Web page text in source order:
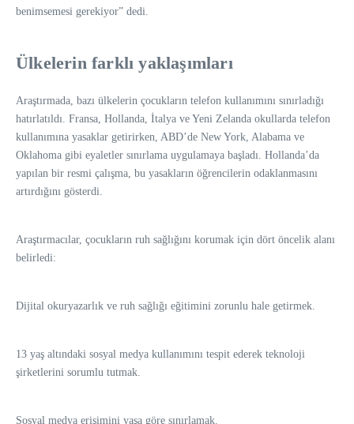
benimsemesi gerekiyor” dedi.
Ülkelerin farklı yaklaşımları
Araştırmada, bazı ülkelerin çocukların telefon kullanımını sınırladığı
hatırlatıldı. Fransa, Hollanda, İtalya ve Yeni Zelanda okullarda telefon
kullanımına yasaklar getirirken, ABD’de New York, Alabama ve
Oklahoma gibi eyaletler sınırlama uygulamaya başladı. Hollanda’da
yapılan bir resmi çalışma, bu yasakların öğrencilerin odaklanmasını
artırdığını gösterdi.
Araştırmacılar, çocukların ruh sağlığını korumak için dört öncelik alanı
belirledi:
Dijital okuryazarlık ve ruh sağlığı eğitimini zorunlu hale getirmek.
13 yaş altındaki sosyal medya kullanımını tespit ederek teknoloji
şirketlerini sorumlu tutmak.
Sosyal medya erişimini yaşa göre sınırlamak.